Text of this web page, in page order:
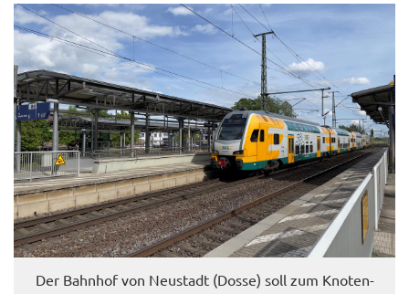
Der Bahn­hof von Neu­stadt (Dosse) soll zum Kno­ten­